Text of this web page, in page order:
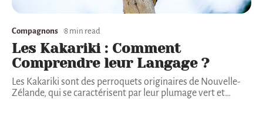
Compagnons 8 min read
Les Kakariki : Comment
Comprendre leur Langage ?
Les Kakariki sont des perroquets originaires de Nouvelle-
Zélande, qui se caractérisent par leur plumage vert et…